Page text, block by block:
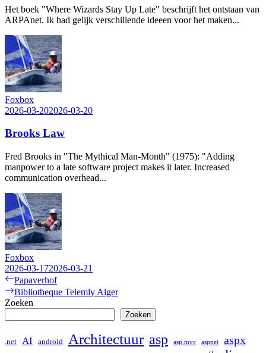
Het boek "Where Wizards Stay Up Late" beschrijft het ontstaan van
ARPAnet. Ik had gelijk verschillende ideeen voor het maken...
Foxbox
2026-03-202026-03-20
Brooks Law
Fred Brooks in "The Mythical Man-Month" (1975): "Adding
manpower to a late software project makes it later. Increased
communication overhead...
Foxbox
2026-03-172026-03-21
Bericht
navigatie
Previous
post:
Papaverhof
Next
post:
Bibliotheque Telemly Alger
Zoeken
Zoeken
.net AI android Architectuur asp asp.mvc aspnet aspx